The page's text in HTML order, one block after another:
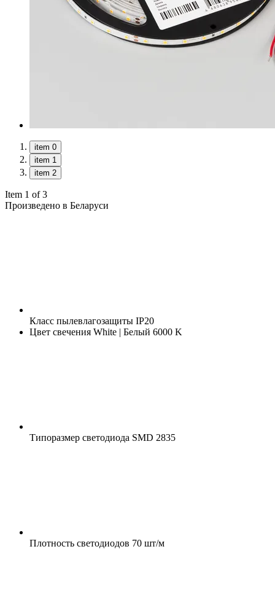
item 0
item 1
item 2
Item 1 of 3
Произведено в Беларуси
Класс пылевлагозащиты IP20
Цвет свечения White | Белый 6000 K
Типоразмер светодиода SMD 2835
Плотность светодиодов 70 шт/м